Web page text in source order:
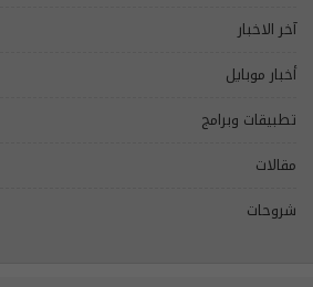
آخر الاخبار
أخبار موبايل
تطبيقات وبرامج
مقالات
شروحات